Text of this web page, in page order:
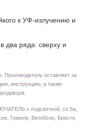
к УФ-излучению и
два ряда: сверху и
Производитель оставляет за
инструкцию, а также
с подсветкой, сх.6а,
Гомеле, Витебске, Бресте,